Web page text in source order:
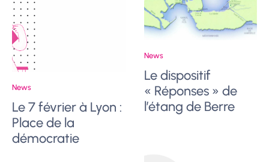
News
Le 7 février à Lyon :
Place de la
démocratie
News
Le dispositif
« Réponses » de
l’étang de Berre